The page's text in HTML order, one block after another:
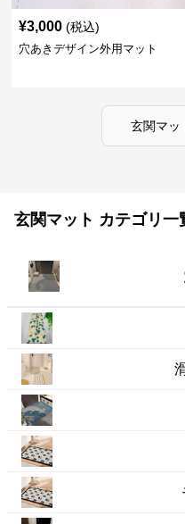
¥3,000 (税込)
穴あきデザイン外用マット
玄関マッ
玄関マット カテゴリ一